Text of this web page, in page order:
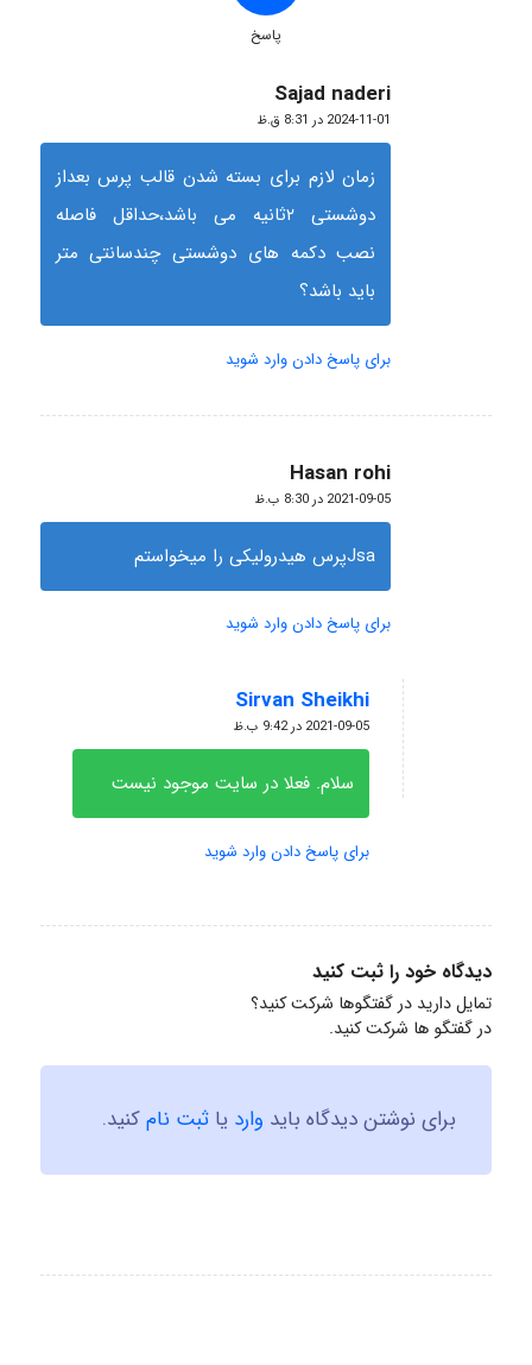
پاسخ
Sajad naderi
گفته:
2024-11-01 در 8:31 ق.ظ
زمان لازم برای بسته شدن قالب پرس بعداز
دوشستی ۲ثانیه می باشد،حداقل فاصله
نصب دکمه های دوشستی چندسانتی متر
باید باشد؟
برای پاسخ دادن وارد شوید
Hasan rohi
گفته:
2021-09-05 در 8:30 ب.ظ
Jsaپرس هیدرولیکی را میخواستم
برای پاسخ دادن وارد شوید
Sirvan Sheikhi
گفته:
2021-09-05 در 9:42 ب.ظ
سلام. فعلا در سایت موجود نیست
برای پاسخ دادن وارد شوید
دیدگاه خود را ثبت کنید
تمایل دارید در گفتگوها شرکت کنید؟
در گفتگو ها شرکت کنید.
برای نوشتن دیدگاه باید وارد یا ثبت نامکنید.